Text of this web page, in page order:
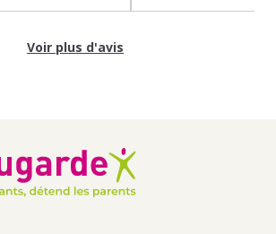
Voir plus d'avis